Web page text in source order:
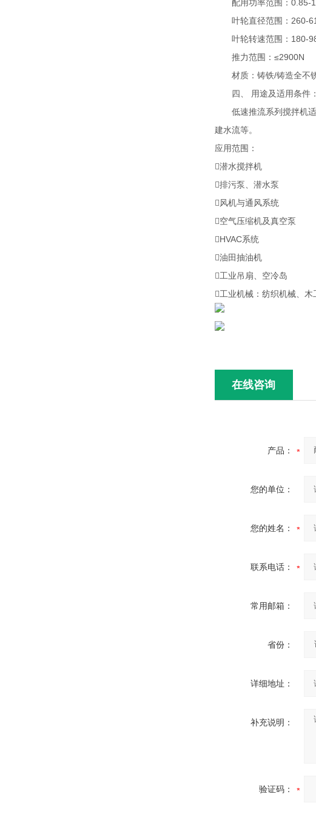
配用功率范围：0.85-
叶轮直径范围：260-
叶轮转速范围：180-
推力范围：≤2900N
材质：铸铁/铸造全不
四、 用途及适用条件：
低速推流系列搅拌机适
建水流等。
应用范围：
潜水搅拌机
排污泵、潜水泵
风机与通风系统
空气压缩机及真空泵
HVAC系统
油田抽油机
工业吊扇、空冷岛
工业机械：纺织机械、
在线咨询
产品：
您的单位：
您的姓名：
联系电话：
常用邮箱：
省份：
详细地址：
补充说明：
验证码：